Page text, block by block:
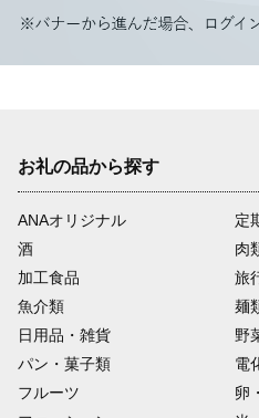
お礼の品から探す
ANAオリジナル
定
酒
肉
加工食品
旅
魚介類
麺
日用品・雑貨
野
パン・菓子類
電
フルーツ
卵